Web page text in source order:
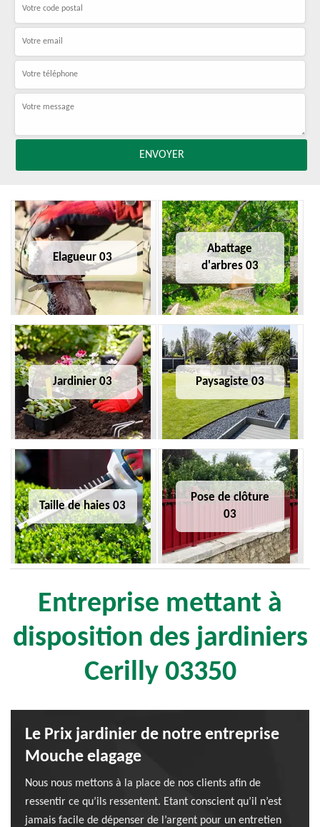
Elagueur 03
Abattage
d'arbres 03
Jardinier 03 Paysagiste 03
Taille de haies 03
Pose de clôture
03
Entreprise mettant à
disposition des jardiniers
Cerilly 03350
Le Prix jardinier de notre entreprise
Mouche elagage
Nous nous mettons à la place de nos clients afin de
ressentir ce qu’ils ressentent. Etant conscient qu’il n’est
jamais facile de dépenser de l’argent pour un entretien